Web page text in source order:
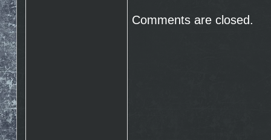
Comments are closed.